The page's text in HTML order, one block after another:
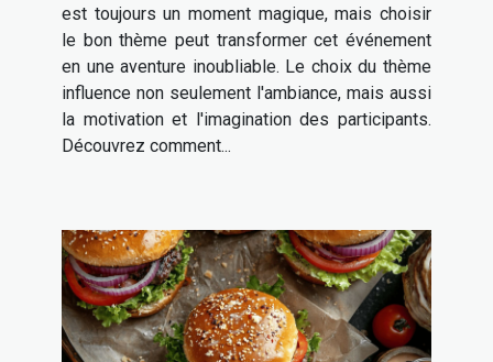
est toujours un moment magique, mais choisir
le bon thème peut transformer cet événement
en une aventure inoubliable. Le choix du thème
influence non seulement l'ambiance, mais aussi
la motivation et l'imagination des participants.
Découvrez comment...